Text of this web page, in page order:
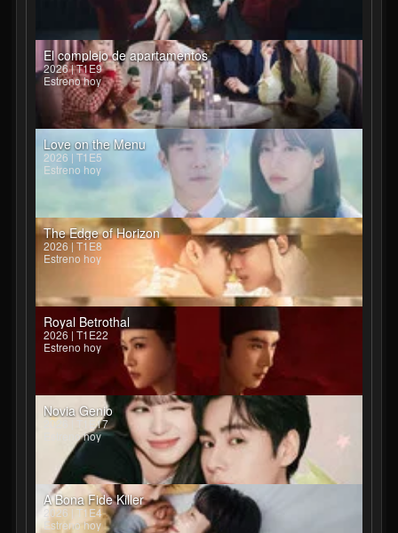
El complejo de apartamentos
2026 | T1E9
Estreno hoy
Love on the Menu
2026 | T1E5
Estreno hoy
The Edge of Horizon
2026 | T1E8
Estreno hoy
Royal Betrothal
2026 | T1E22
Estreno hoy
Novia Genio
2026 | T1E17
Estreno hoy
A Bona Fide Killer
2026 | T1E4
Estreno hoy